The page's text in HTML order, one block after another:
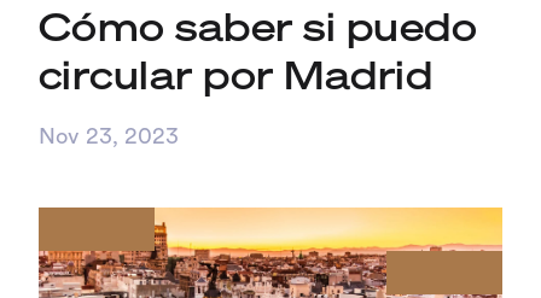
Cómo saber si puedo
circular por Madrid
Nov 23, 2023